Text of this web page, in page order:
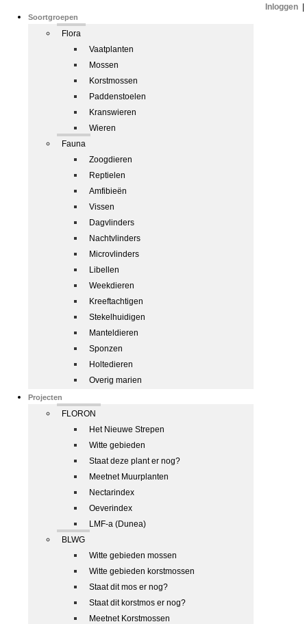
Soortgroepen
Flora
Vaatplanten
Mossen
Korstmossen
Paddenstoelen
Kranswieren
Wieren
Fauna
Zoogdieren
Reptielen
Amfibieën
Vissen
Dagvlinders
Nachtvlinders
Microvlinders
Libellen
Weekdieren
Kreeftachtigen
Stekelhuidigen
Manteldieren
Sponzen
Holtedieren
Overig marien
Projecten
FLORON
Het Nieuwe Strepen
Witte gebieden
Staat deze plant er nog?
Meetnet Muurplanten
Nectarindex
Oeverindex
LMF-a (Dunea)
BLWG
Witte gebieden mossen
Witte gebieden korstmossen
Staat dit mos er nog?
Staat dit korstmos er nog?
Meetnet Korstmossen
Inloggen